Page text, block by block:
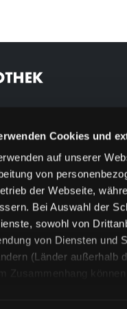
Cookies und
auf unserer
von
der Webseite,
Bei Auswahl der
sowohl von
von Diensten und
(Länder außerhalb
Zusammenhang
Feedback
Kontakt
Über uns
Jobs
Medienwunsch
FAQs